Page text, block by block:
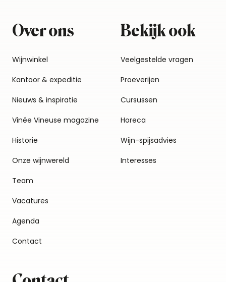
Over ons
Wijnwinkel
Kantoor & expeditie
Nieuws & inspiratie
Vinée Vineuse magazine
Historie
Onze wijnwereld
Team
Vacatures
Agenda
Contact
Bekijk ook
Veelgestelde vragen
Proeverijen
Cursussen
Horeca
Wijn-spijsadvies
Interesses